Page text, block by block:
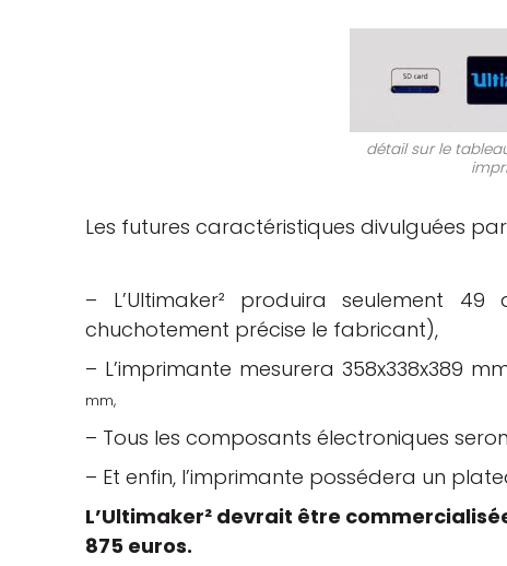
détail sur le
Les futures caractéristiques divulguées
– L’Ultimaker² produira seulement
chuchotement précise le fabricant),
– L’imprimante mesurera 358x338x389
mm,
– Tous les composants électroniques
– Et enfin, l’imprimante possédera un
L’Ultimaker² devrait être
875 euros.